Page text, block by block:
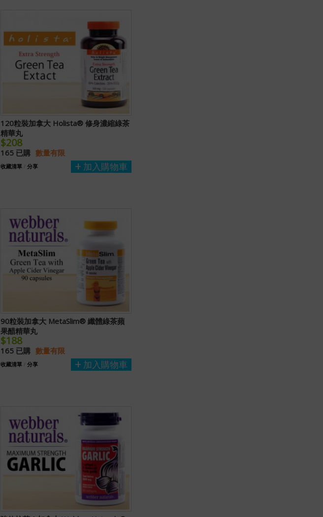
120粒裝加拿大 Holista® 修身濃縮綠茶
精華丸
$208
165 已購 數量有限
加入購物車
收藏清單 / 分享
90粒裝加拿大 MetaSlim® 纖體綠茶蘋
果醋精華丸
$188
165 已購 數量有限
加入購物車
收藏清單 / 分享